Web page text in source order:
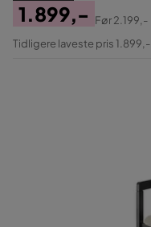
Pris
1.899,-
Original
Før2.199,-
Tidligere laveste pris 1.899,-